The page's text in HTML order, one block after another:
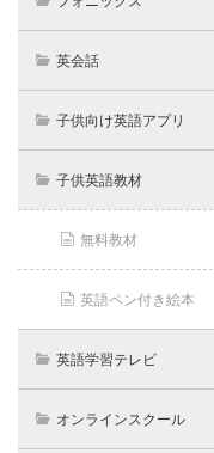
英会話
子供向け英語アプリ
子供英語教材
無料教材
英語ペン付き絵本
英語学習テレビ
オンラインスクール